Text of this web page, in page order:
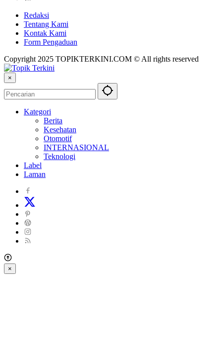
Redaksi
Tentang Kami
Kontak Kami
Form Pengaduan
Copyright 2025 TOPIKTERKINI.COM © All rights reserved
×
Kategori
Berita
Kesehatan
Otomotif
INTERNASIONAL
Teknologi
Label
Laman
×